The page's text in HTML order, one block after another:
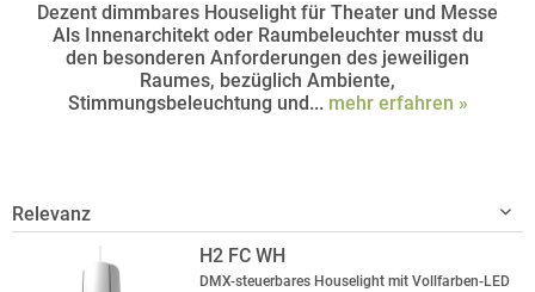
Dezent dimmbares Houselight für Theater und Messe
Als Innenarchitekt oder Raumbeleuchter musst du
den besonderen Anforderungen des jeweiligen
Raumes, bezüglich Ambiente,
Stimmungsbeleuchtung und... mehr erfahren »
H2 FC WH
DMX-steuerbares Houselight mit Vollfarben-LED